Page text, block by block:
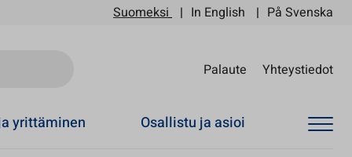
Suomeksi In English På Svenska
Palaute Yhteystiedot
yrittäminen Osallistu ja asioi